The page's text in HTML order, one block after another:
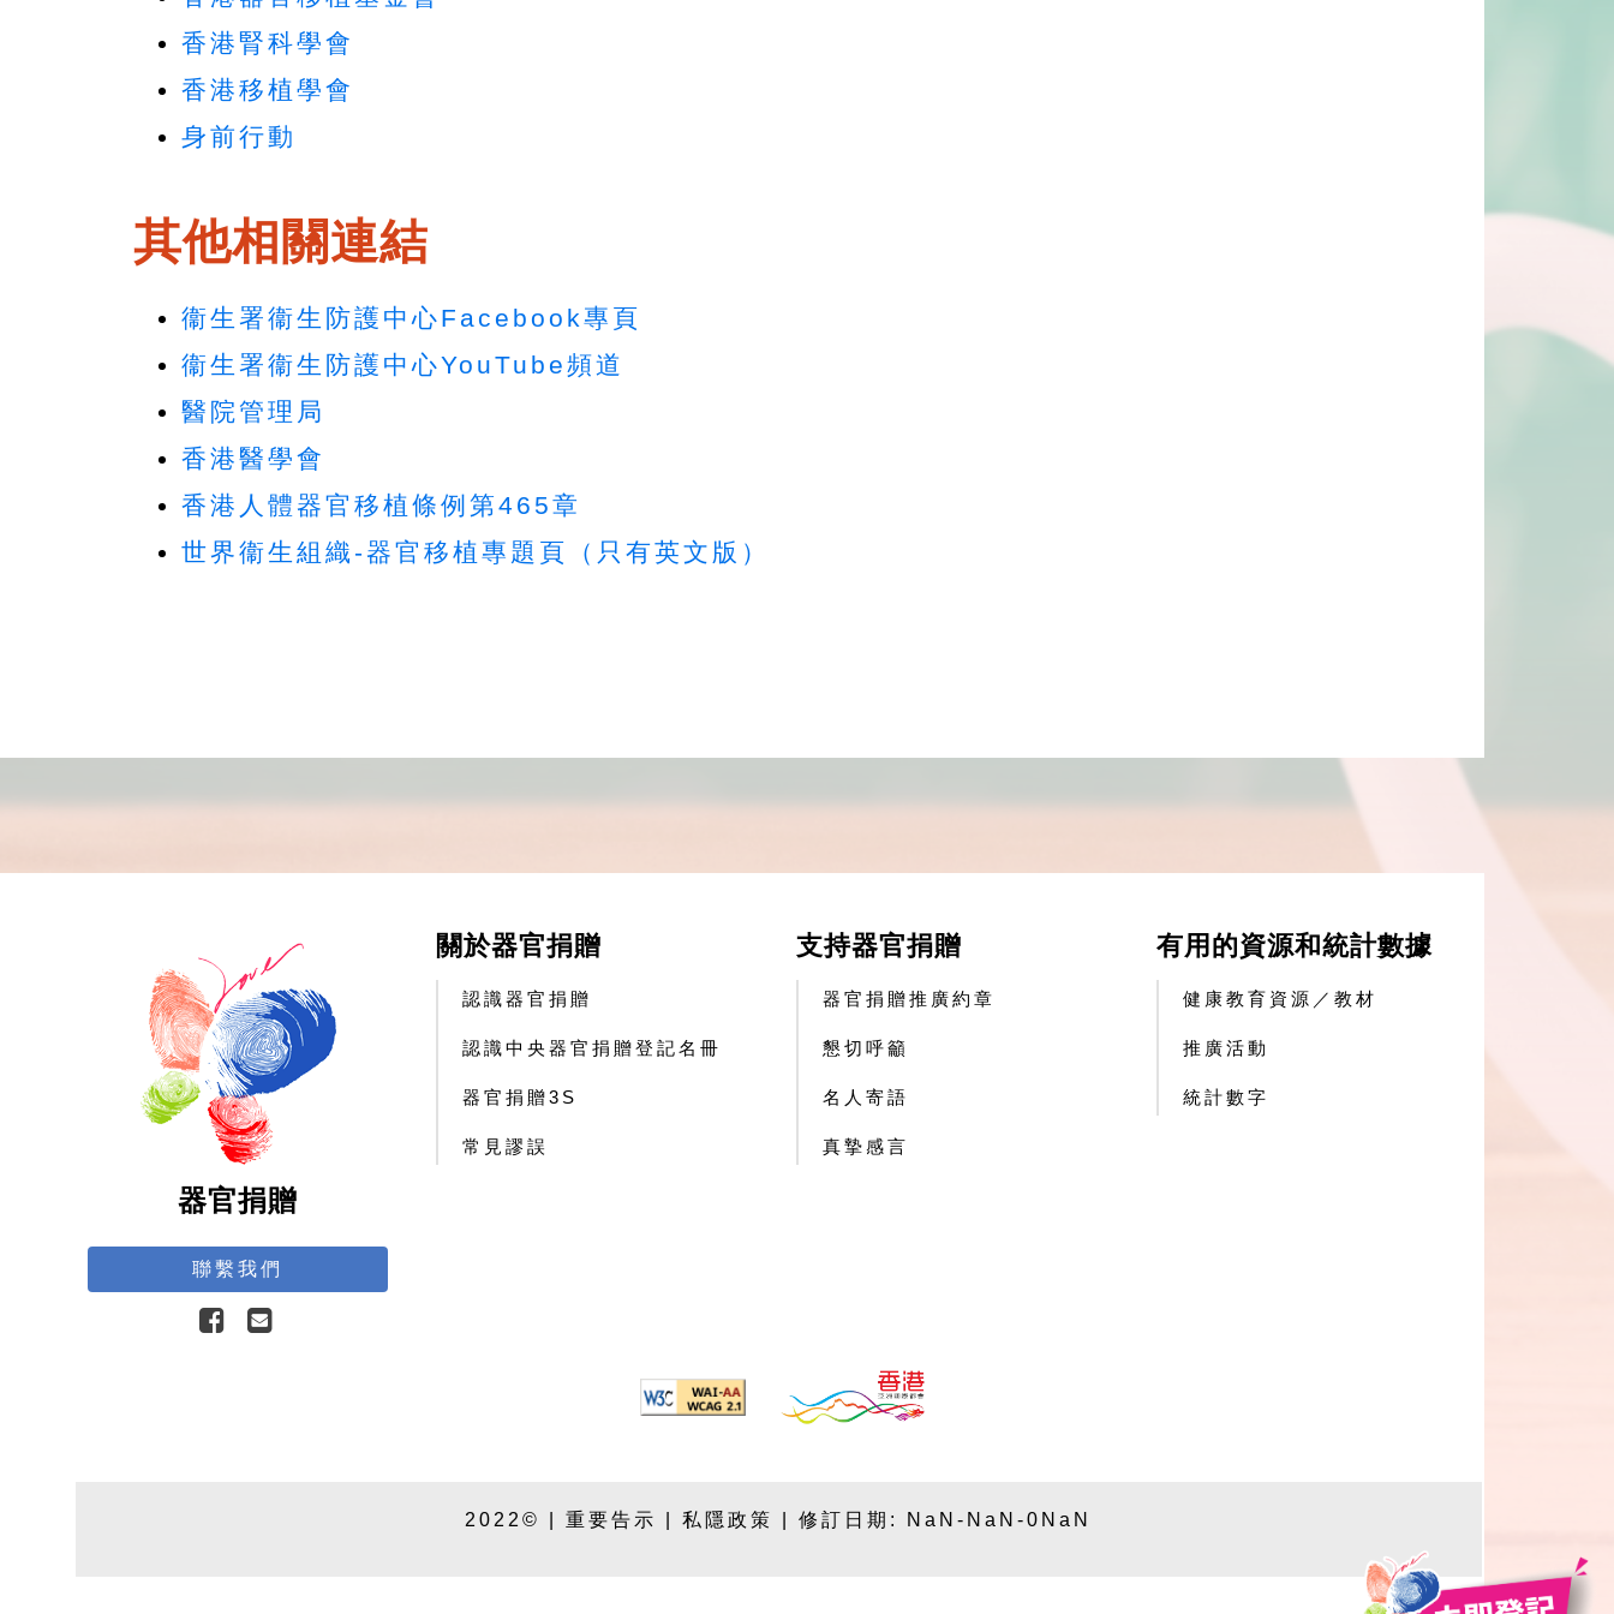
香港腎科學會
香港移植學會
身前行動
其他相關連結
衞生署衞生防護中心Facebook專頁
衞生署衞生防護中心YouTube頻道
醫院管理局
香港醫學會
香港人體器官移植條例第465章
世界衞生組織-器官移植專題頁（只有英文版）
器官捐贈
聯繫我們
關於器官捐贈
認識器官捐贈
認識中央器官捐贈登記名冊
器官捐贈3S
常見謬誤
支持器官捐贈
器官捐贈推廣約章
懇切呼籲
名人寄語
真摯感言
有用的資源和統計數據
健康教育資源／教材
推廣活動
統計數字
2022© |重要告示 |私隱政策 | 修訂日期: NaN-NaN-0NaN